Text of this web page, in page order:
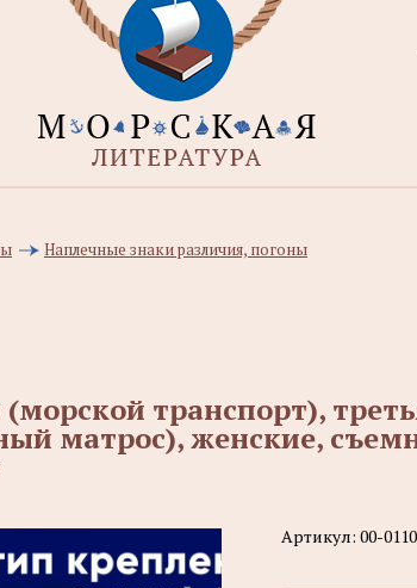
Наплечные знаки различия, погоны
транспорт),
матрос), женские,
Артикул: 00-